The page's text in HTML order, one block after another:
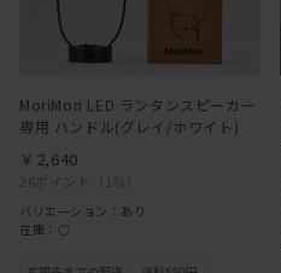
MoriMori LED ランタンスピーカー
専用 ハンドル(グレイ/ホワイト)
26ポイント （1％）
￥2,640
バリエーション：あり
在庫：○